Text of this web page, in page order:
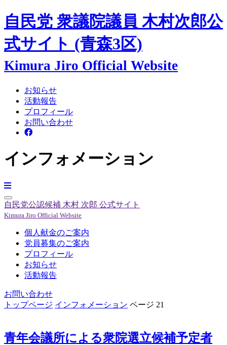
自民党 衆議院議員 木村次郎公
式サイト (青森3区)
Kimura Jiro Official Website
お知らせ
活動報告
プロフィール
お問い合わせ
インフォメーション
自民党公認候補 木村 次郎 公式サイト
Kimura Jiro Official Website
個人献金のご案内
党員募集のご案内
プロフィール
お知らせ
活動報告
お問い合わせ
トップページ インフォメーション ページ 21
青年会議所による衆院選立候補予定者